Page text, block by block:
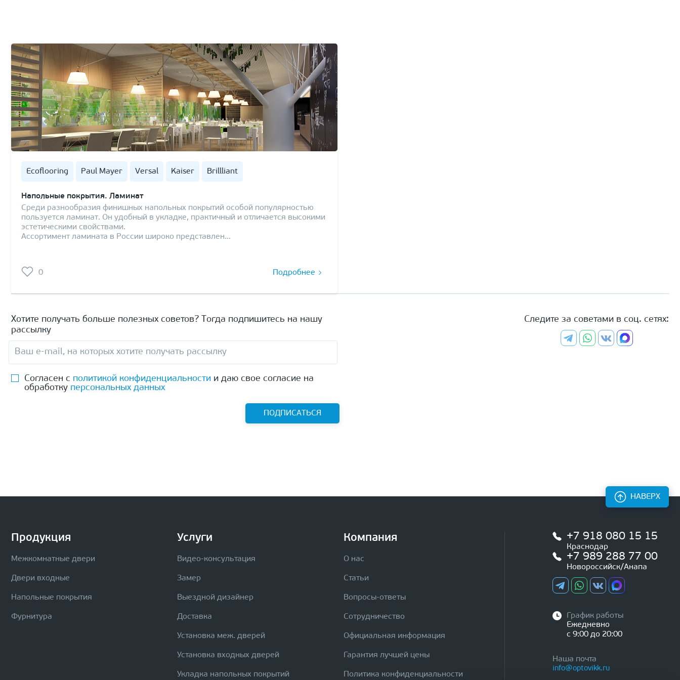
Ecoflooring Paul Mayer Versal Kaiser Brillliant
Напольные покрытия. Ламинат
Среди разнообразия финишных напольных покрытий особой популярностью
пользуется ламинат. Он удобный в укладке, практичный и отличается высокими
эстетическими свойствами.
Ассортимент ламината в России широко представлен…
0 Подробнее
Хотите получать больше полезных советов? Тогда подпишитесь на нашу
рассылку
Согласен с политикой конфиденциальности и даю свое согласие на
обработку персональных данных
ПОДПИСАТЬСЯ
Следите за советами в соц. сетях:
Продукция
Межкомнатные двери
Двери входные
Напольные покрытия
Фурнитура
Услуги
Видео-консультация
Замер
Выездной дизайнер
Доставка
Установка меж. дверей
Установка входных дверей
Укладка напольных покрытий
Компания
О нас
Статьи
Вопросы-ответы
Сотрудничество
Официальная информация
Гарантия лучшей цены
Политика конфиденциальности
+7 918 080 15 15
Краснодар
+7 989 288 77 00
Новороссийск/Анапа
График работы
Ежедневно
с 9:00 до 20:00
Наша почта
info@optovikk.ru
НАВЕРХ